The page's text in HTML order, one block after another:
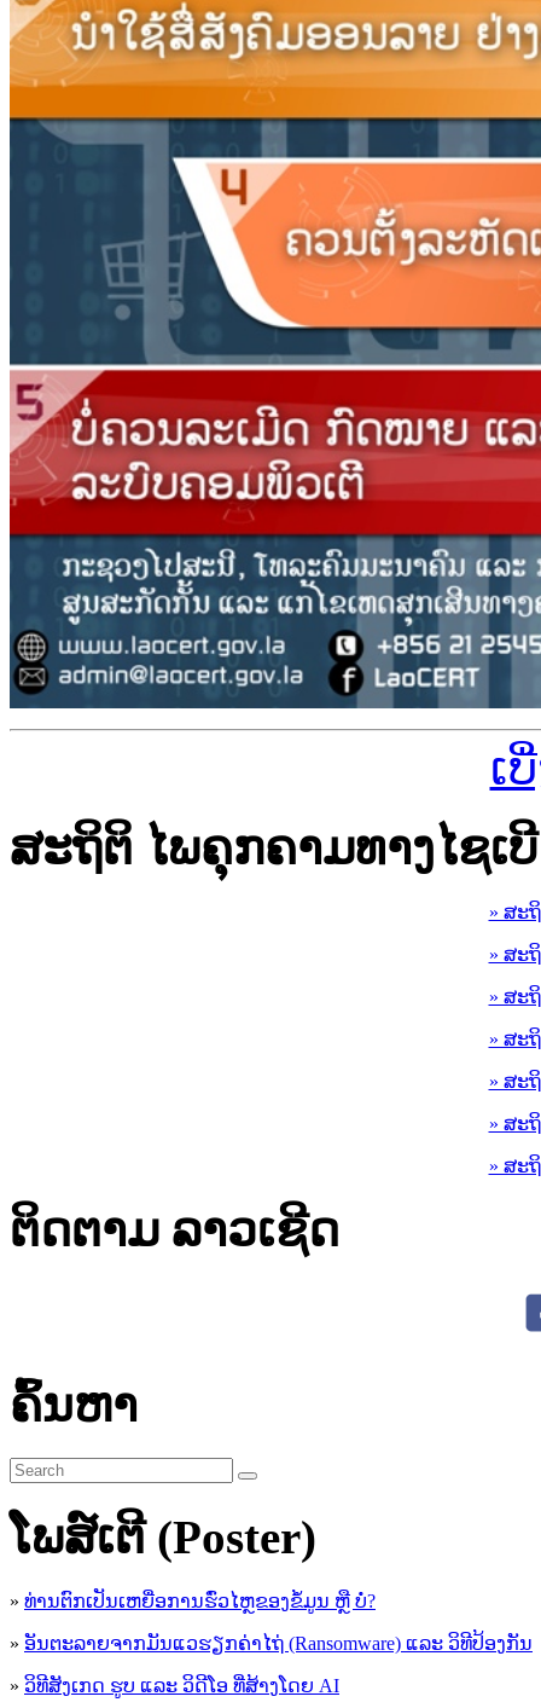
ເ
ສະຖິຕິ ໄພຄຸກຄາມທາງໄຊເບີ
» ສະ
» ສະ
» ສະ
» ສະ
» ສະ
» ສະ
» ສະ
ຕິດຕາມ ລາວເຊີດ
ຄົ້ນຫາ
ໂພສ໌ເຕີ (Poster)
» ທ່ານຕົກເປັນເຫຍື່ອການຮົ່ວໄຫຼຂອງຂໍ້ມູນ ຫຼື ບໍ່?
» ອັນຕະລາຍຈາກມັນແວຮຽກຄ່າໄຖ່ (Ransomware) ແລະ ວິທີປ້ອງກັນ
» ວິທີສັງເກດ ຮູບ ແລະ ວິດີໂອ ທີ່ສ້າງໂດຍ AI